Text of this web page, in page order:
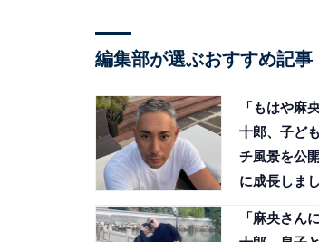
編集部が選ぶおすすめ記事
「もはや麻
十郎、子ど
チ風景を公
に成長しま
「麻央さん